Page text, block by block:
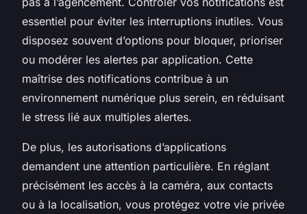
essentiel pour éviter les interruptions inutiles. Vous
disposez souvent d’options pour bloquer, prioriser
ou modérer les alertes par application. Cette
maîtrise des notifications contribue à un
environnement numérique plus serein, en réduisant
le stress lié aux multiples alertes.
De plus, les autorisations d’applications
demandent une attention particulière. En réglant
précisément les accès à la caméra, aux contacts
ou à la localisation, vous protégez votre vie privée